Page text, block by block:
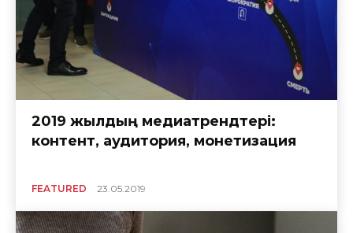
2019 жылдың медиатрендтері:
контент, аудитория, монетизация
FEATURED 23.05.2019